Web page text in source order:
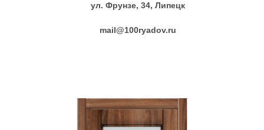
ул. Фрунзе, 34, Липецк
mail@100ryadov.ru